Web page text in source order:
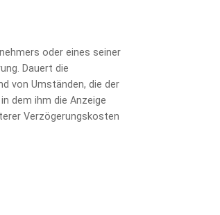
oder eines seiner
Dauert die
von Umständen, die der
dem ihm die Anzeige
Verzögerungskosten